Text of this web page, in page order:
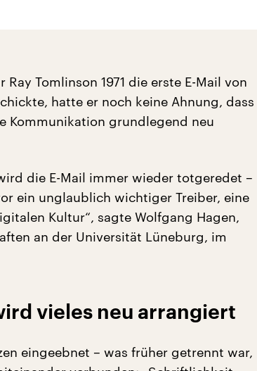
Tomlinson 1971 die erste E-Mail von
hatte er noch keine Ahnung, dass
Kommunikation grundlegend neu
die E-Mail immer wieder totgeredet –
ein unglaublich wichtiger Treiber, eine
Kultur“, sagte Wolfgang Hagen,
an der Universität Lüneburg, im
vieles neu arrangiert
eingeebnet – was früher getrennt war,